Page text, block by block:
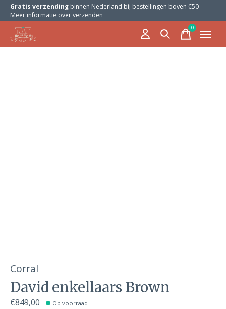
Gratis verzending binnen Nederland bij bestellingen boven €50 –
Meer informatie over verzenden
0items
Corral
David enkellaars Brown
€849,00 Op voorraad